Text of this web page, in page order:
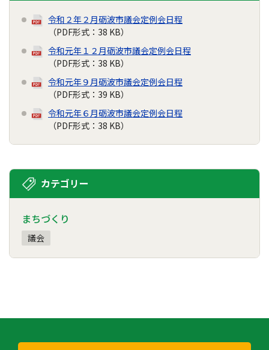
令和２年２月砺波市議会定例会日程
（PDF形式：38 KB）
令和元年１２月砺波市議会定例会日程
（PDF形式：38 KB）
令和元年９月砺波市議会定例会日程
（PDF形式：39 KB）
令和元年６月砺波市議会定例会日程
（PDF形式：38 KB）
カテゴリー
まちづくり
議会